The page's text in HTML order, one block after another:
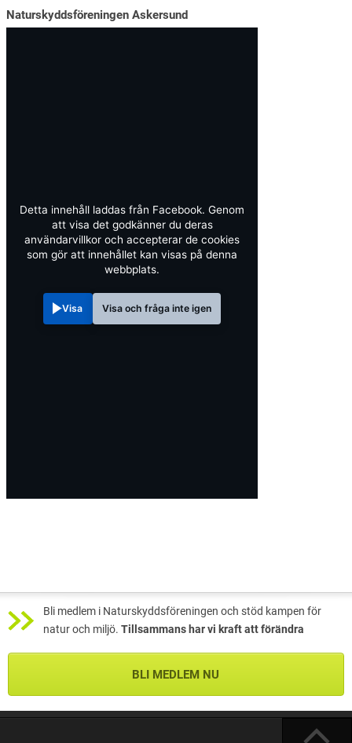
Naturskyddsföreningen Askersund
Detta innehåll laddas från Facebook. Genom
att visa det godkänner du deras
användarvillkor och accepterar de cookies
som gör att innehållet kan visas på denna
webbplats.
Visa Visa och fråga inte igen
Bli medlem i Naturskyddsföreningen och stöd kampen för
natur och miljö. Tillsammans har vi kraft att förändra
BLI MEDLEM NU